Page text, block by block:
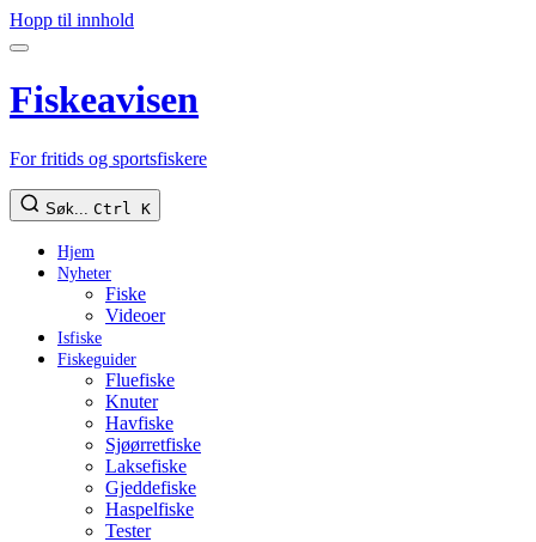
Hopp til innhold
Fiskeavisen
For fritids og sportsfiskere
Søk... Ctrl K
Hjem
Nyheter
Fiske
Videoer
Isfiske
Fiskeguider
Fluefiske
Knuter
Havfiske
Sjøørretfiske
Laksefiske
Gjeddefiske
Haspelfiske
Tester